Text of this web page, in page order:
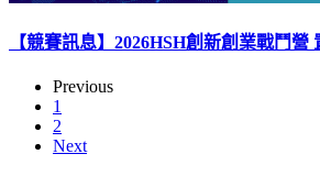
【競賽訊息】2026HSH創新創業戰鬥營
Previous
1
2
Next